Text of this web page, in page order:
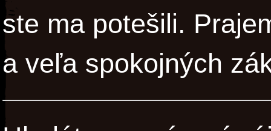
ste ma potešili.
a veľa spokojných